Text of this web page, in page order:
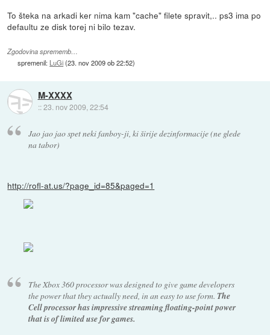
To šteka na arkadi ker nima kam "cache" filete spravit,.. ps3 ima po
defaultu ze disk torej ni bilo tezav.
Zgodovina sprememb…
spremenil: LuGi(23. nov 2009 ob 22:52)
M-XXXX
::23. nov 2009, 22:54
Jao jao jao spet neki fanboy-ji, ki širije dezinformacije (ne glede
na tabor)
http://rofl-at.us/?page_id=85&paged=1
The Xbox 360 processor was designed to give game developers
the power that they actually need, in an easy to use form. The
Cell processor has impressive streaming floating-point power
that is of limited use for games.